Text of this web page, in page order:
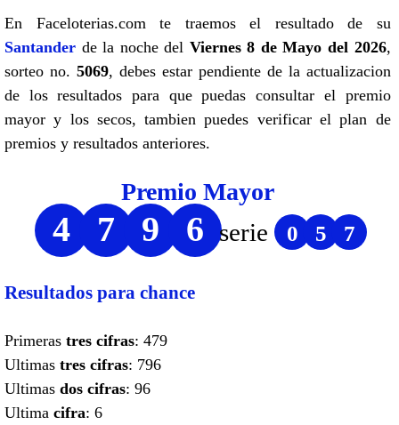
En Faceloterias.com te traemos el resultado de su
Santander de la noche del Viernes 8 de Mayo del 2026,
sorteo no. 5069, debes estar pendiente de la actualizacion
de los resultados para que puedas consultar el premio
mayor y los secos, tambien puedes verificar el plan de
premios y resultados anteriores.
Premio Mayor
4 7 9 6 serie 0 5 7
Resultados para chance
Primeras tres cifras: 479
Ultimas tres cifras: 796
Ultimas dos cifras: 96
Ultima cifra: 6